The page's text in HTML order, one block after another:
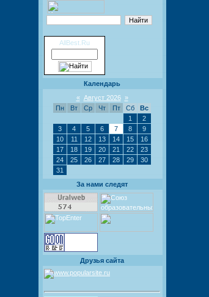
Календарь
« Август 2026 »
Пн
Вт Ср Чт Пт Сб
Вс
1
2
3
4 5 6 7 8
9
10
11 12 13 14 15
16
17
18 19 20 21 22
23
24
25 26 27 28 29
30
31
За нами следят
Друзья сайта